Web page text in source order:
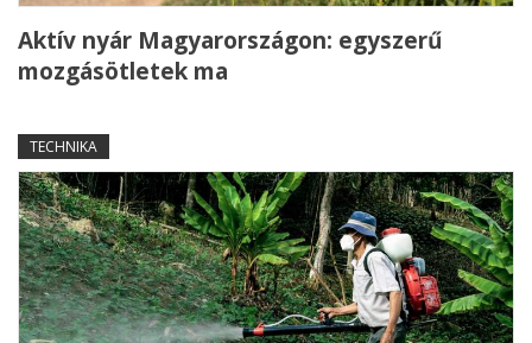
Aktív nyár Magyarországon: egyszerű
mozgásötletek ma
TECHNIKA